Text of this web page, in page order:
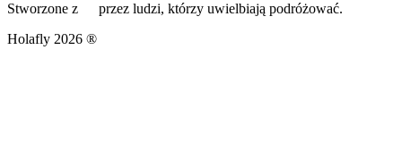
Stworzone z
przez ludzi, którzy uwielbiają podróżować.
Holafly 2026 ®